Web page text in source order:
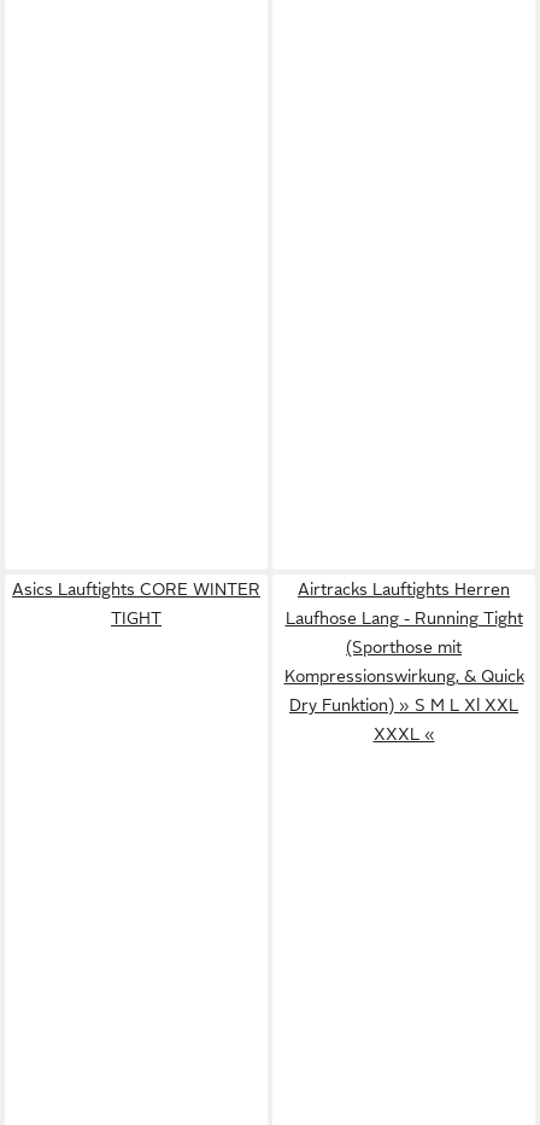
Asics Lauftights CORE WINTER
TIGHT
Airtracks Lauftights Herren
Laufhose Lang - Running Tight
(Sporthose mit
Kompressionswirkung, & Quick
Dry Funktion) » S M L Xl XXL
XXXL «